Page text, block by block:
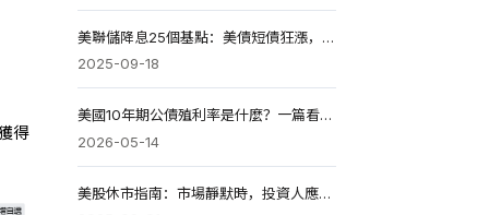
得
美聯儲降息25個基點：美債短債狂漲，長債避險支撐強勁
2025-09-18
美國10年期公債殖利率是什麼？一篇看懂其漲跌如何影響股市、房貸與投資
2026-05-14
美股休市指南：市場靜默時，投資人應關注什麼?